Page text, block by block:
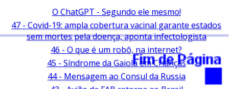
O ChatGPT - Segundo ele mesmo!
47 - Covid-19: ampla cobertura vacinal garante estados
sem mortes pela doença, aponta infectologista
46 - O que é um robô, na internet?
45 - Síndrome da Gaiola em Crianças
44 - Mensagem ao Consul da Russia